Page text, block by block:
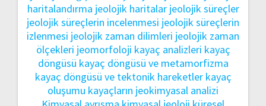
haritalandırma jeolojik haritalar jeolojik süreçler
jeolojik süreçlerin incelenmesi jeolojik süreçlerin
izlenmesi jeolojik zaman dilimleri jeolojik zaman
ölçekleri jeomorfoloji kayaç analizleri kayaç
döngüsü kayaç döngüsü ve metamorfizma
kayaç döngüsü ve tektonik hareketler kayaç
oluşumu kayaçların jeokimyasal analizi